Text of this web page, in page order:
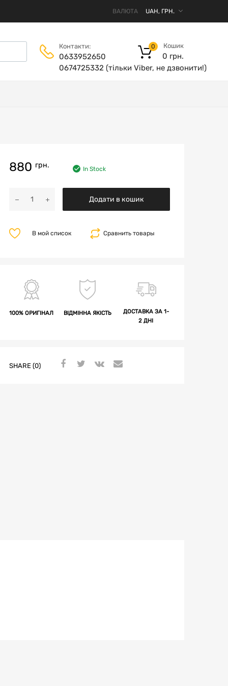
ВАЛЮТА
Контакти:
0633952650
0674725332 (тільки Viber, не дзвонити!)
Кошик
0 грн.
0
880 грн. In Stock
Додати в кошик
Сравнить товары
В мой список
100% ОРИГІНАЛ ВІДМІННА ЯКІСТЬ
ДОСТАВКА ЗА 1-
2 ДНІ
SHARE (0)